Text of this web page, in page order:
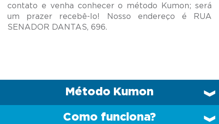
contato e venha conhecer o método Kumon; será
um prazer recebê-lo! Nosso endereço é RUA
Método Kumon
Como funciona?